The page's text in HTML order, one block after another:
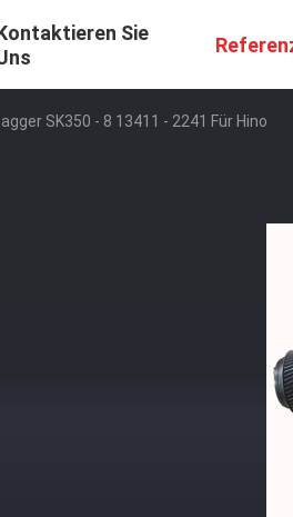
Sie
SK350 - 8 13411 - 2241 Für Hino